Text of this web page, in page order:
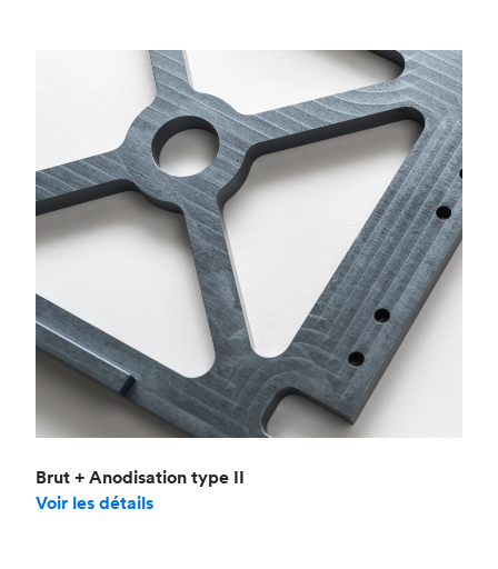
Brut + Anodisation type II
Voir les détails